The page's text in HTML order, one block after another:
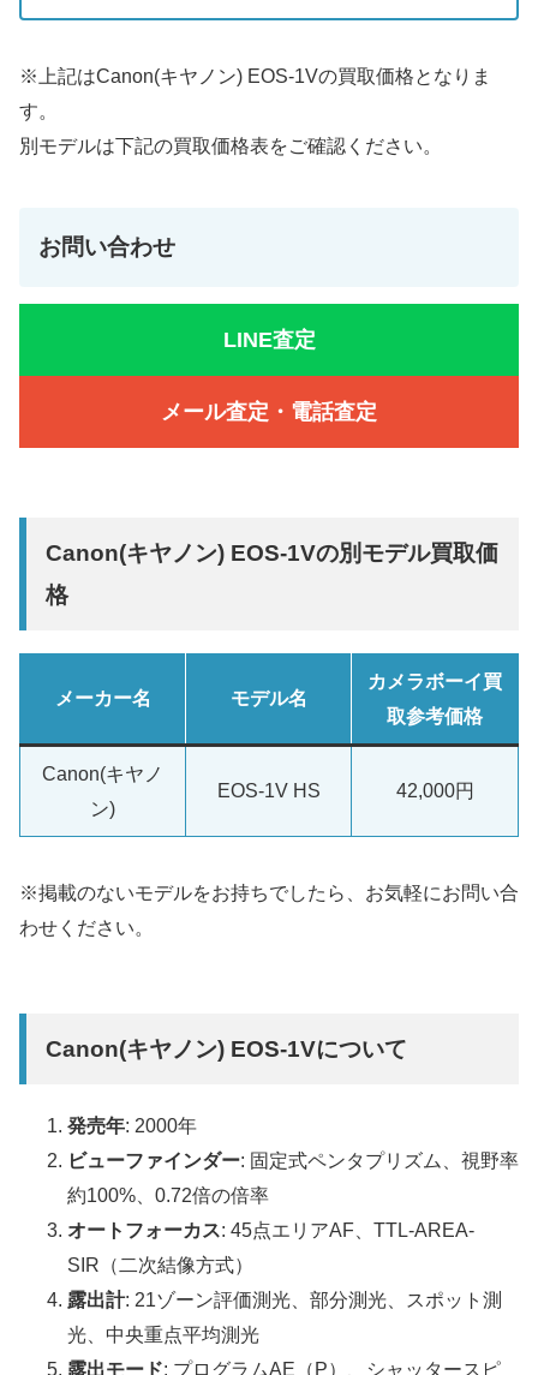
※上記はCanon(キヤノン) EOS-1Vの買取価格となりま
す。
別モデルは下記の買取価格表をご確認ください。
お問い合わせ
LINE査定
メール査定・電話査定
Canon(キヤノン) EOS-1Vの別モデル買取価
格
メーカー名 モデル名
カメラボーイ買
取参考価格
Canon(キヤノ
ン)
EOS-1V HS 42,000円
※掲載のないモデルをお持ちでしたら、お気軽にお問い合
わせください。
Canon(キヤノン) EOS-1Vについて
発売年: 2000年
ビューファインダー: 固定式ペンタプリズム、視野率
約100%、0.72倍の倍率
オートフォーカス: 45点エリアAF、TTL-AREA-
SIR（二次結像方式）
露出計: 21ゾーン評価測光、部分測光、スポット測
光、中央重点平均測光
露出モード: プログラムAE（P）、シャッタースピ